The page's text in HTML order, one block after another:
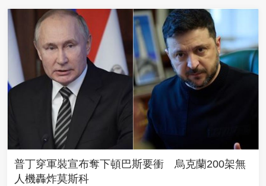
普丁穿軍裝宣布奪下頓巴斯要衝 烏克蘭200架無
人機轟炸莫斯科